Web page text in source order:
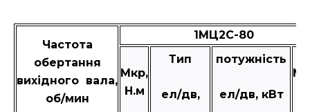
Частота
обертання
вихідного вала,
об/мин
1МЦ2С-80
Мкр,
Н.м
Тип
ел/дв,
потужність
ел/дв, кВт